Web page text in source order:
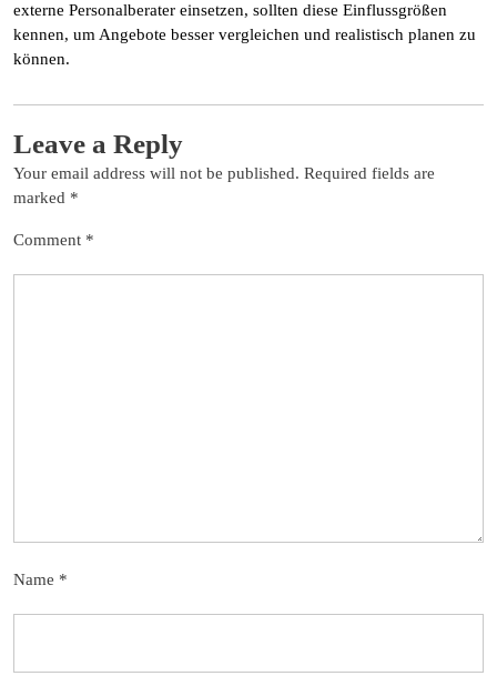
externe Personalberater einsetzen, sollten diese Einflussgrößen
kennen, um Angebote besser vergleichen und realistisch planen zu
können.
Leave a Reply
Your email address will not be published. Required fields are
marked *
Comment *
Name *